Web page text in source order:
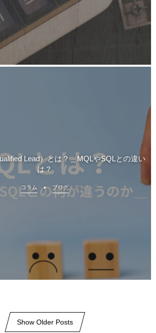
Lead）とは？＿MQLやSQLとの違い
は？
コラム ブログ
Show Older Posts